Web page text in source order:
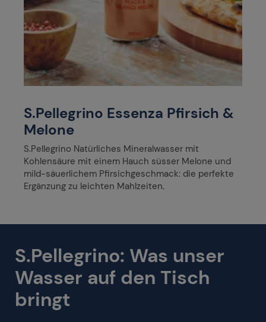
S.Pellegrino Essenza Pfirsich &
Melone
S.Pellegrino Natürliches Mineralwasser mit
Kohlensäure mit einem Hauch süsser Melone und
mild-säuerlichem Pfirsichgeschmack: die perfekte
Ergänzung zu leichten Mahlzeiten.
S.Pellegrino: Was unser
Wasser auf den Tisch
bringt